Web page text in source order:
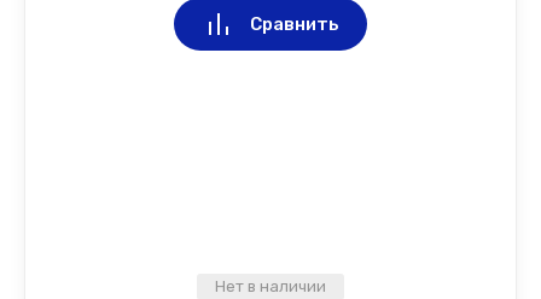
Нет в наличии
Сравнить